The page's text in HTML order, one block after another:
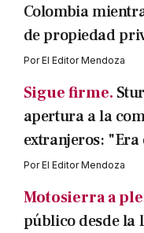
Colombia
de propiedad
PorEl Editor Mendoza
Sigue firme.
apertura a la
extranjeros:
PorEl Editor Mendoza
Motosierra a
público desde la